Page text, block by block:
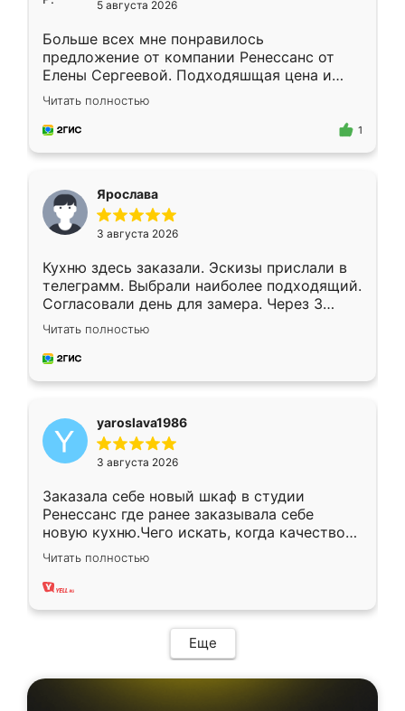
5 августа 2026
Больше всех мне понравилось
предложение от компании Ренессанс от
Елены Сергеевой. Подходяшщая цена и
короткие сроки изготовления. Приехавший
для замера сотрудник Владислав
предложил по моему эскизу самый
Читать полностью
1
Ярослава
3 августа 2026
Кухню здесь заказали. Эскизы прислали в
телеграмм. Выбрали наиболее подходящий.
Согласовали день для замера. Через 3
недели кухня была уже готова. Остались
довольны работой. Спасибо Ренессанс
мебель за качественную работу!
Читать полностью
yaroslava1986
3 августа 2026
Заказала себе новый шкаф в студии
Ренессанс где ранее заказывала себе
новую кухню.Чего искать, когда качеством
вполне довольна. Служит кухня уже почти
два года, нареканий нет.
Читать полностью
Еще